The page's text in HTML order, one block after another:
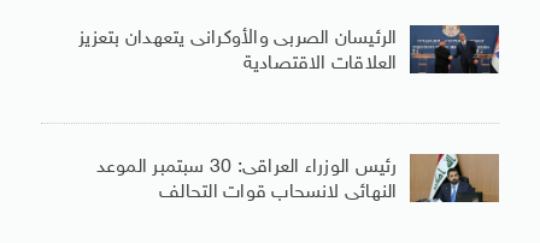
الرئيسان الصربى والأوكرانى يتعهدان بتعزيز
العلاقات الاقتصادية
رئيس الوزراء العراقى: 30 سبتمبر الموعد
النهائى لانسحاب قوات التحالف